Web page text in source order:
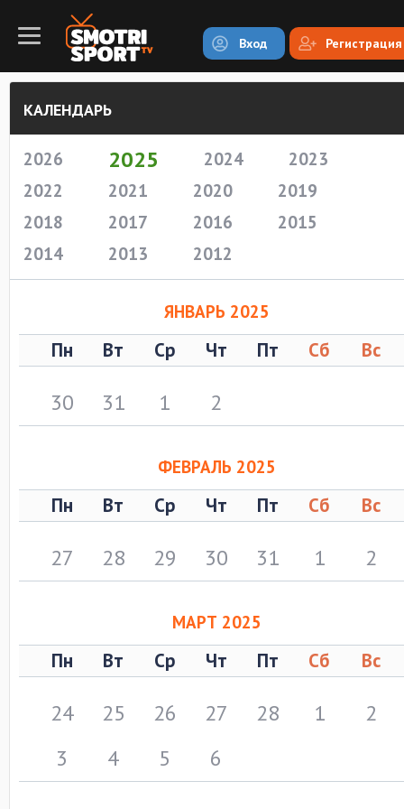
Вход Регистрация
КАЛЕНДАРЬ
2026 2025 2024
2023
2022
2021 2020
2019
2018
2017 2016
2015
2014
2013 2012
ЯНВАРЬ 2025
Пн Вт Ср Чт Пт Сб Вс
30 31 1 2
ФЕВРАЛЬ 2025
Пн Вт Ср Чт Пт Сб Вс
27 28 29 30 31 1 2
МАРТ 2025
Пн Вт Ср Чт Пт Сб Вс
24 25 26 27 28 1
2
3
4 5 6